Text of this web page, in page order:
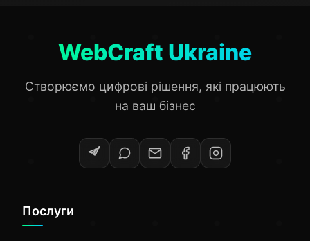
WebCraft Ukraine
Створюємо цифрові рішення, які працюють
на ваш бізнес
Послуги